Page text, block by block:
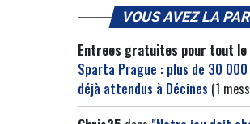
VOUS AVEZ LA
Entrees gratuites pour tout le
Sparta Prague : plus de 30
déjà attendus à Décines (1